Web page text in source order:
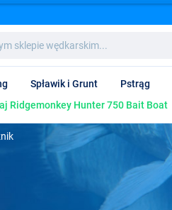
Spławik i Grunt Pstrąg
Ridgemonkey Hunter 750 Bait Boat